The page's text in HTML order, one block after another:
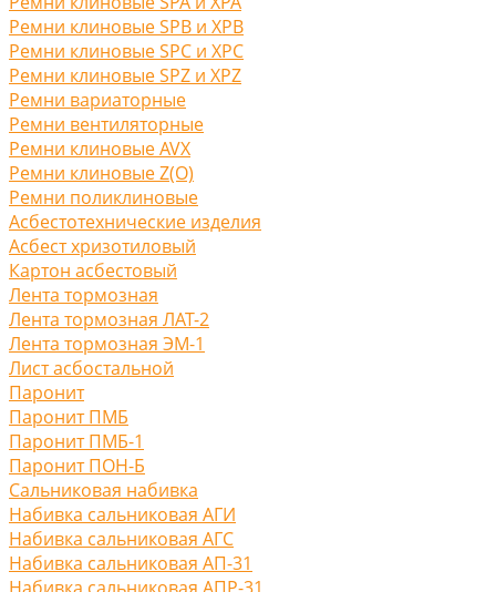
Ремни клиновые SPB и XPB
Ремни клиновые SPC и XPC
Ремни клиновые SPZ и XPZ
Ремни вариаторные
Ремни вентиляторные
Ремни клиновые AVX
Ремни клиновые Z(O)
Ремни поликлиновые
Асбестотехнические изделия
Асбест хризотиловый
Картон асбестовый
Лента тормозная
Лента тормозная ЛАТ-2
Лента тормозная ЭМ-1
Лист асбостальной
Паронит
Паронит ПМБ
Паронит ПМБ-1
Паронит ПОН-Б
Сальниковая набивка
Набивка сальниковая АГИ
Набивка сальниковая АГС
Набивка сальниковая АП-31